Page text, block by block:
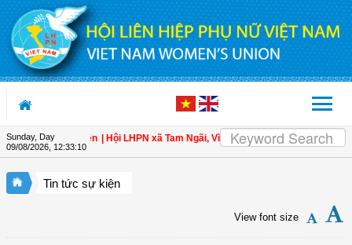
Skip to Content
Sunday, Day
09/08/2026, 12:33:11
cho hội viên | Hội LHPN xã Tam Ngãi, Vĩnh Long sơ kết công tác Hội và
Tin tức sự kiện
View font size